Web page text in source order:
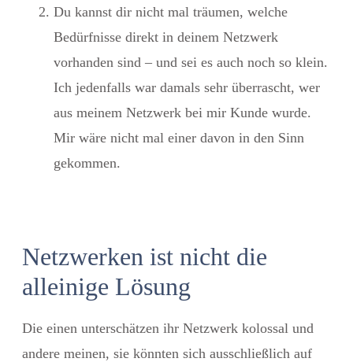
Du kannst dir nicht mal träumen, welche
Bedürfnisse direkt in deinem Netzwerk
vorhanden sind – und sei es auch noch so klein.
Ich jedenfalls war damals sehr überrascht, wer
aus meinem Netzwerk bei mir Kunde wurde.
Mir wäre nicht mal einer davon in den Sinn
gekommen.
Netzwerken ist nicht die
alleinige Lösung
Die einen unterschätzen ihr Netzwerk kolossal und
andere meinen, sie könnten sich ausschließlich auf